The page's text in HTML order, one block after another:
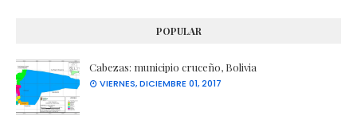
POPULAR
Cabezas: municipio cruceño, Bolivia
VIERNES, DICIEMBRE 01, 2017